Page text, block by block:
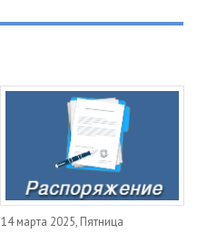
14 марта 2025, Пятница